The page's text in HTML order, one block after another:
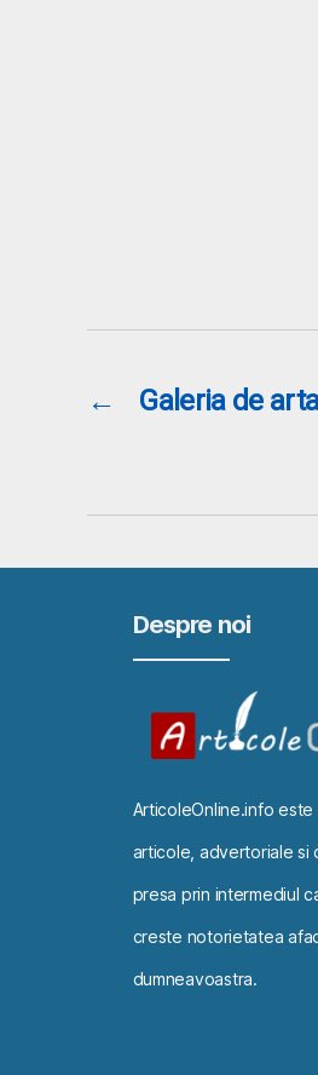
← Galeria de
Despre noi
ArticoleOnline.info
articole, advertoriale si
presa prin intermediul
creste notorietatea
dumneavoastra.